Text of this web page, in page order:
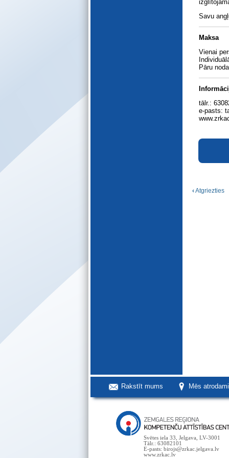
Savu
Maksa
Vienai
Pāru
tālr.:
e-pasts:
‹Atgriezties
Rakstīt mums Mēs
Svētes iela 33, Jelgava, LV-3001
Tālr.: 63082101
E-pasts: birojs@zrkac.jelgava.lv
www.zrkac.lv